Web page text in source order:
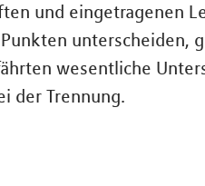
und eingetragenen
unterscheiden,
wesentliche
der Trennung.